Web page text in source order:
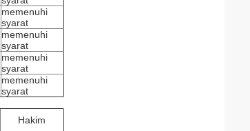
memenuhi
syarat
memenuhi
syarat
memenuhi
syarat
memenuhi
syarat
Hakim